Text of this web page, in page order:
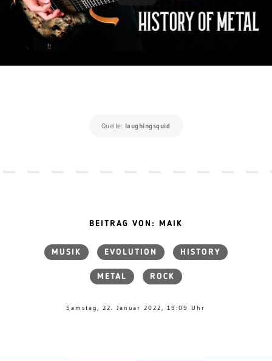
Quelle: laughingsquid
BEITRAG VON: MAIK
MUSIK EVOLUTION HISTORY
METAL ROCK
Samstag, 22. Januar 2022, 19:09 Uhr